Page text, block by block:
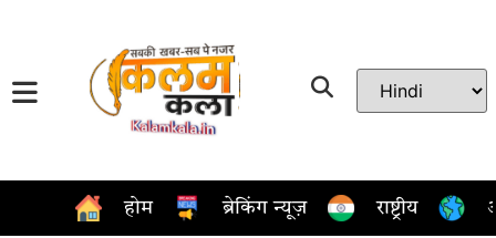
होम ब्रेकिंग न्यूज़ राष्ट्रीय